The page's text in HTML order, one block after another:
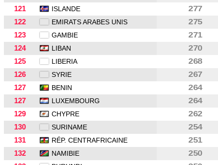
121
ISLANDE
277
122
EMIRATS ARABES UNIS
275
123
GAMBIE
271
124
LIBAN
270
125
LIBERIA
268
126
SYRIE
267
127
BENIN
264
127
LUXEMBOURG
264
129
CHYPRE
262
130
SURINAME
254
131
RÉP. CENTRAFRICAINE
251
132
NAMIBIE
250